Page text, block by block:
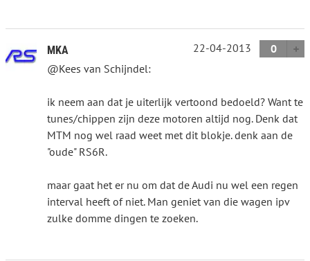
MKA 22-04-2013
0
@Kees van Schijndel:
ik neem aan dat je uiterlijk vertoond bedoeld? Want te
tunes/chippen zijn deze motoren altijd nog. Denk dat
MTM nog wel raad weet met dit blokje. denk aan de
"oude" RS6R.
maar gaat het er nu om dat de Audi nu wel een regen
interval heeft of niet. Man geniet van die wagen ipv
zulke domme dingen te zoeken.